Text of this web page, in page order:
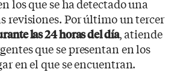
los que se ha detectado una
revisiones. Por último un tercer
las 24 horas del día, atiende
que se presentan en los
en el que se encuentran.